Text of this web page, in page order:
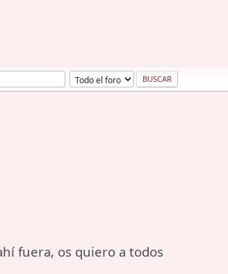
fuera, os quiero a todos